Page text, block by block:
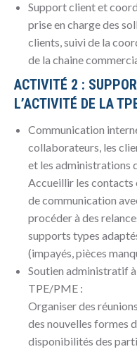
Support client et
prise en charge des
clients, suivi de la
de la chaine
ACTIVITÉ 2 :
L’ACTIVITÉ DE LA
Communication
collaborateurs, les
et les administrations
Accueillir les contacts
de communication
procéder à des
supports types
(impayés, pièces
Soutien administratif
TPE/PME :
Organiser des
des nouvelles formes
disponibilités des